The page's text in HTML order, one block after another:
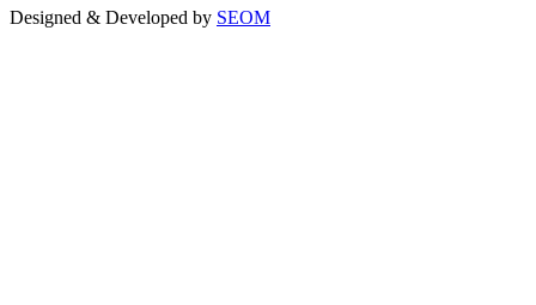
Designed & Developed by SEOM